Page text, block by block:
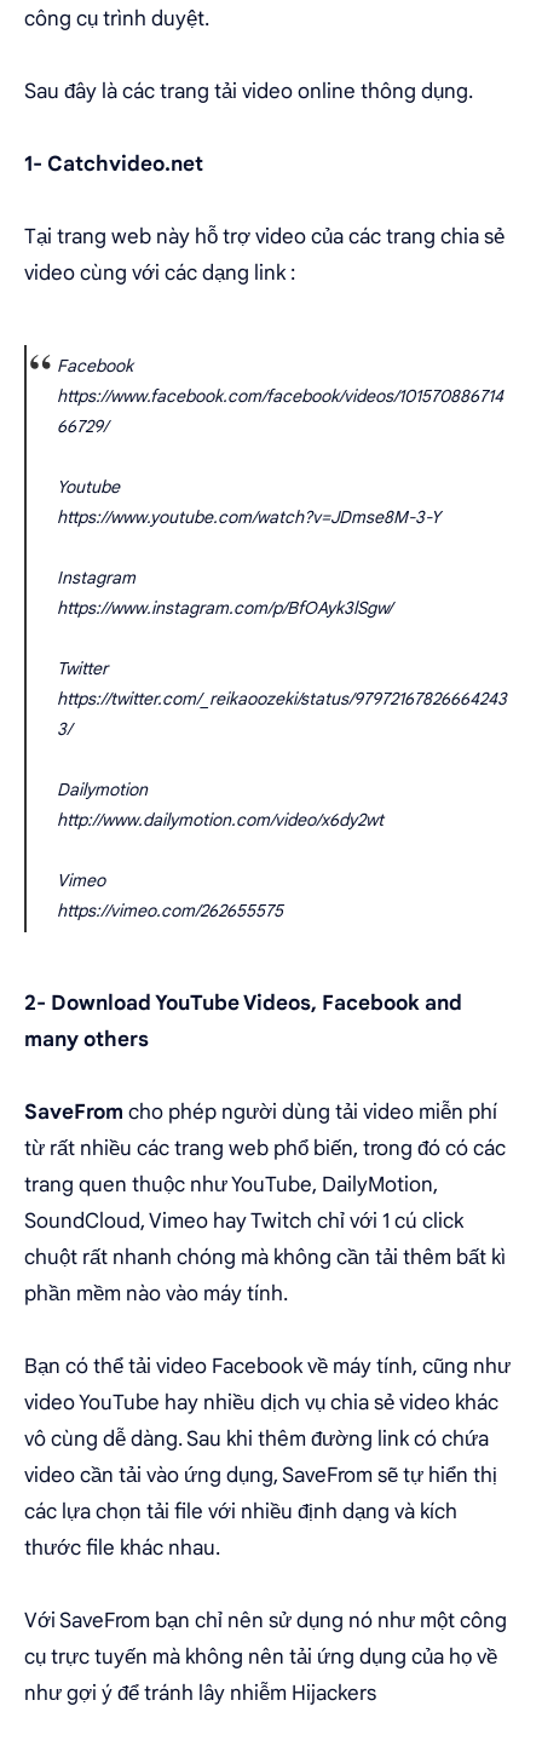
công cụ trình duyệt.
Sau đây là các trang tải video online thông dụng.
1- Catchvideo.net
Tại trang web này hỗ trợ video của các trang chia sẻ
video cùng với các dạng link :
Facebook
https://www.facebook.com/facebook/videos/101570886714
66729/
Youtube
https://www.youtube.com/watch?v=JDmse8M-3-Y
Instagram
https://www.instagram.com/p/BfOAyk3lSgw/
Twitter
https://twitter.com/_reikaoozeki/status/97972167826664243
3/
Dailymotion
http://www.dailymotion.com/video/x6dy2wt
Vimeo
https://vimeo.com/262655575
2- Download YouTube Videos, Facebook and
many others
SaveFrom cho phép người dùng tải video miễn phí
từ rất nhiều các trang web phổ biến, trong đó có các
trang quen thuộc như YouTube, DailyMotion,
SoundCloud, Vimeo hay Twitch chỉ với 1 cú click
chuột rất nhanh chóng mà không cần tải thêm bất kì
phần mềm nào vào máy tính.
Bạn có thể tải video Facebook về máy tính, cũng như
video YouTube hay nhiều dịch vụ chia sẻ video khác
vô cùng dễ dàng. Sau khi thêm đường link có chứa
video cần tải vào ứng dụng, SaveFrom sẽ tự hiển thị
các lựa chọn tải file với nhiều định dạng và kích
thước file khác nhau.
Với SaveFrom bạn chỉ nên sử dụng nó như một công
cụ trực tuyến mà không nên tải ứng dụng của họ về
như gợi ý để tránh lây nhiễm Hijackers